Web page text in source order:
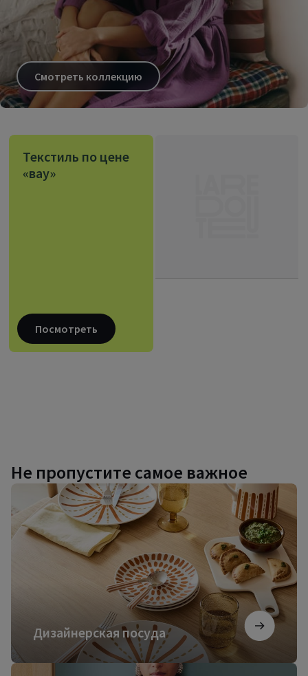
Смотреть коллекцию
Текстиль по цене
«вау»
Посмотреть
Не пропустите самое важное
Дизайнерская посуда
Дизайнерская
Вдохновение